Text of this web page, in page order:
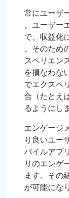
常にユーザ
。ユーザー
で、収益化
。そのため
スペリエン
を損なわな
でエクスペ
合（たとえ
るようにし
エンゲージ
り良いユー
バイルアプ
リのエンゲ
ます。その
が可能にな